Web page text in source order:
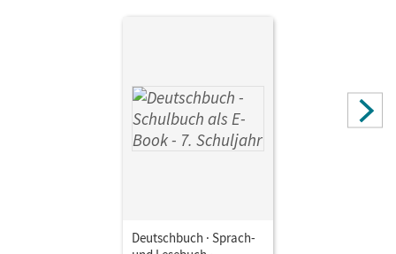
Stüber, Mechthild; Chatzistamatiou, Julie; Petig, Dagmar;
Deutschbuch · Sprach-